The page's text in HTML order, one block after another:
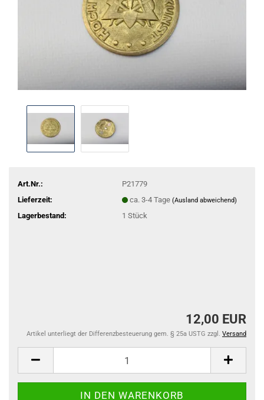
Art.Nr.:
P21779
Lieferzeit:
ca. 3-4 Tage (Ausland abweichend)
Lagerbestand: 1 Stück
12,00 EUR
Artikel unterliegt der Differenzbesteuerung gem. § 25a USTG zzgl. Versand